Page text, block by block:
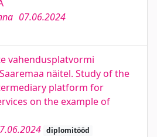
07.06.2024
vahendusplatvormi
näitel. Study of the
platform for
on the example of
diplomitööd